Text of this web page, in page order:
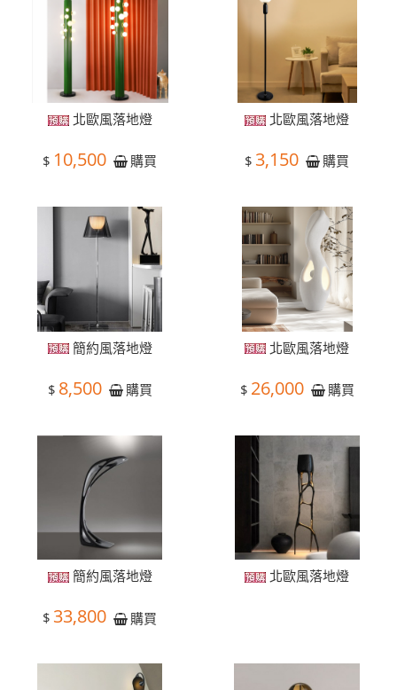
北歐風落地燈
$ 10,500 購買
北歐風落地燈
$ 3,150 購買
簡約風落地燈
$ 8,500 購買
北歐風落地燈
$ 26,000 購買
簡約風落地燈
$ 33,800 購買
北歐風落地燈